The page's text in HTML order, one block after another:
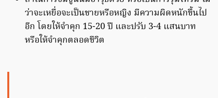
ว่าจะเหยื่อจะเป็นชายหรือหญิง มีความผิดหนักขึ้นไป
อีก โดยให้จำคุก 15-20 ปี และปรับ 3-4 แสนบาท
หรือให้จำคุกตลอดชีวิต